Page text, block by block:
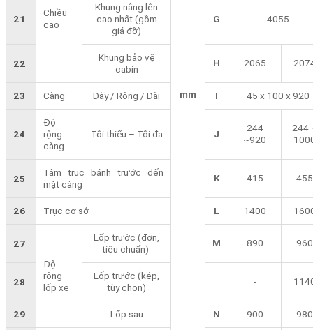
mm
Chiều
cao
21
Khung nâng lên
cao nhất (gồm
giá đỡ)
G 4055
22
Khung bảo vệ
cabin
H 2065
23 Càng Dày / Rộng / Dài I 45 x 100 x 920
24
Độ
rộng
càng
Tối thiểu – Tối đa J
244
~920
244
25
Tâm trục bánh trước đến
mặt càng
K 415 455
26 Trục cơ sở L 1400
27
Độ
rộng
lốp xe
Lốp trước (đơn,
tiêu chuẩn)
M 890 960
28
Lốp trước (kép,
tùy chọn)
-
29 Lốp sau N 900 980